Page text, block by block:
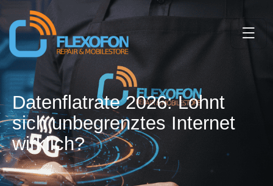
Datenflatrate 2026: Lohnt
sich unbegrenztes Internet
wirklich?